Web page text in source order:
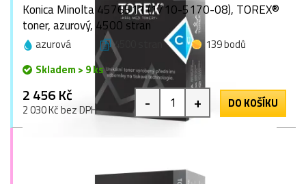
Konica Minolta 4576511 (1710-5170-08), TOREX®
toner, azurový, 4500 stran
azurová 4500 stran
139 bodů
Skladem > 9 ks
2 456 Kč
2 030 Kč bez DPH - + DO KOŠÍKU